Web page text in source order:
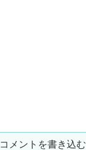
コメントを書き込む